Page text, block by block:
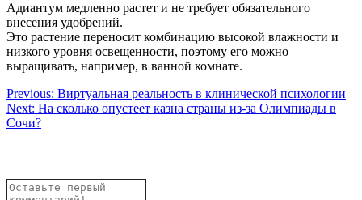
Адиантум медленно растет и не требует обязательного
внесения удобрений.
Это растение переносит комбинацию высокой влажности и
низкого уровня освещенности, поэтому его можно
выращивать, например, в ванной комнате.
Навигация
по
Previous: Виртуальная реальность в клинической психологии
Next: На сколько опустеет казна страны из-за Олимпиады в
Сочи?